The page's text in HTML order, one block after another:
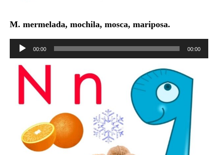
M. mermelada, mochila, mosca, mariposa.
Reproductor
audio
00:00 00:00